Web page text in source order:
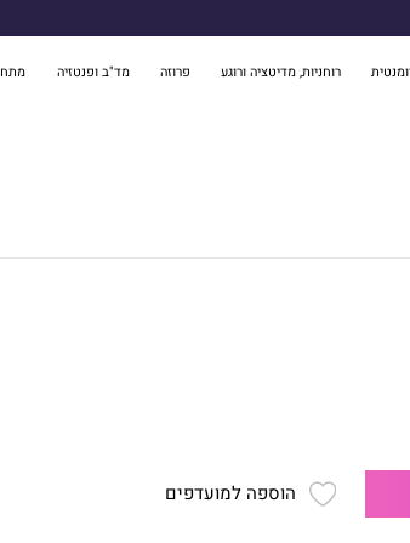
רוחניות, מדיטציה ורוגע פרוזה מד"ב ופנטזיה מתח
הוספה למועדפים